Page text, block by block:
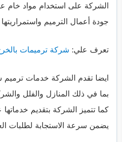
الشركة على استخدام مواد خام
جودة أعمال الترميم
تعرف علي: شركة ترميمات
ايضا تقدم الشركة خدمات ترميم
بما في ذلك المنازل والفلل
كما تتميز الشركة بتقديم
يضمن سرعة الاستجابة لطلبات